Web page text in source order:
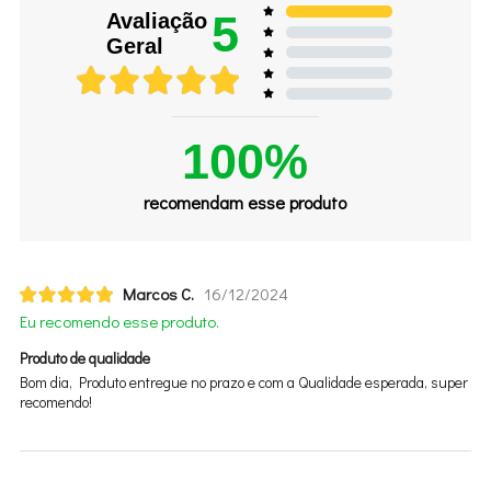
Avaliação
Geral
5
100%
recomendam esse produto
Marcos C. 16/12/2024
Eu recomendo esse produto.
Produto de qualidade
Bom dia, Produto entregue no prazo e com a Qualidade esperada, super
recomendo!